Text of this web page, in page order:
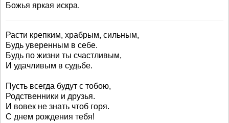
Божья яркая искра.
Расти крепким, храбрым, сильным,
Будь уверенным в себе.
Будь по жизни ты счастливым,
И удачливым в судьбе.
Пусть всегда будут с тобою,
Родственники и друзья.
И вовек не знать чтоб горя.
С днем рождения тебя!